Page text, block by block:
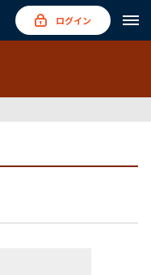
ログイン